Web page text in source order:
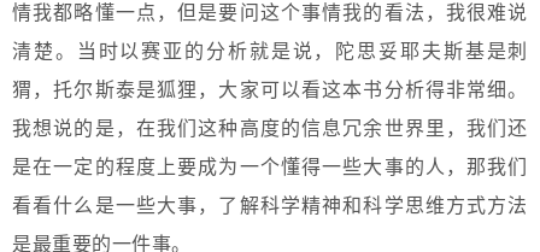
情我都略懂一点，但是要问这个事情我的看法，我很难说
清楚。当时以赛亚的分析就是说，陀思妥耶夫斯基是刺
猬，托尔斯泰是狐狸，大家可以看这本书分析得非常细。
我想说的是，在我们这种高度的信息冗余世界里，我们还
是在一定的程度上要成为一个懂得一些大事的人，那我们
看看什么是一些大事，了解科学精神和科学思维方式方法
是最重要的一件事。